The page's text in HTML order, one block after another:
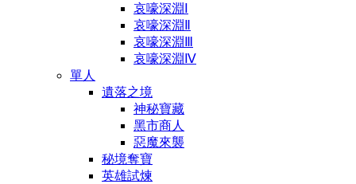
哀嚎深淵Ⅰ
哀嚎深淵Ⅱ
哀嚎深淵Ⅲ
哀嚎深淵Ⅳ
單人
遺落之境
神秘寶藏
黑市商人
惡魔來襲
秘境奪寶
英雄試煉